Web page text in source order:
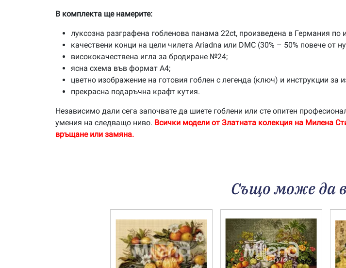
В комплекта ще намерите:
луксозна разграфена гобленова панама 22ct, произведена в Германия
качествени конци на цели чилета Ariadna или DMC (30% – 50% повече от
висококачествена игла за бродиране №24;
ясна схема във формат А4;
цветно изображение на готовия гоблен с легенда (ключ) и инструкции за
прекрасна подаръчна крафт кутия.
Независимо дали сега започвате да шиете гоблени или сте опитен
умения на следващо ниво. Всички модели от Златната колекция на Милена
връщане или замяна.
Също може да